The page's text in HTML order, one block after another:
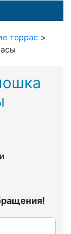
террас >